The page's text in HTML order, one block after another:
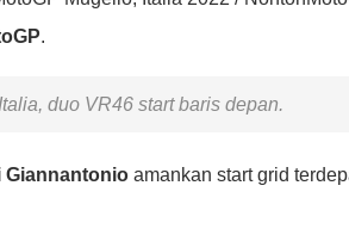
.
duo VR46 start baris depan.
Giannantonio amankan start grid